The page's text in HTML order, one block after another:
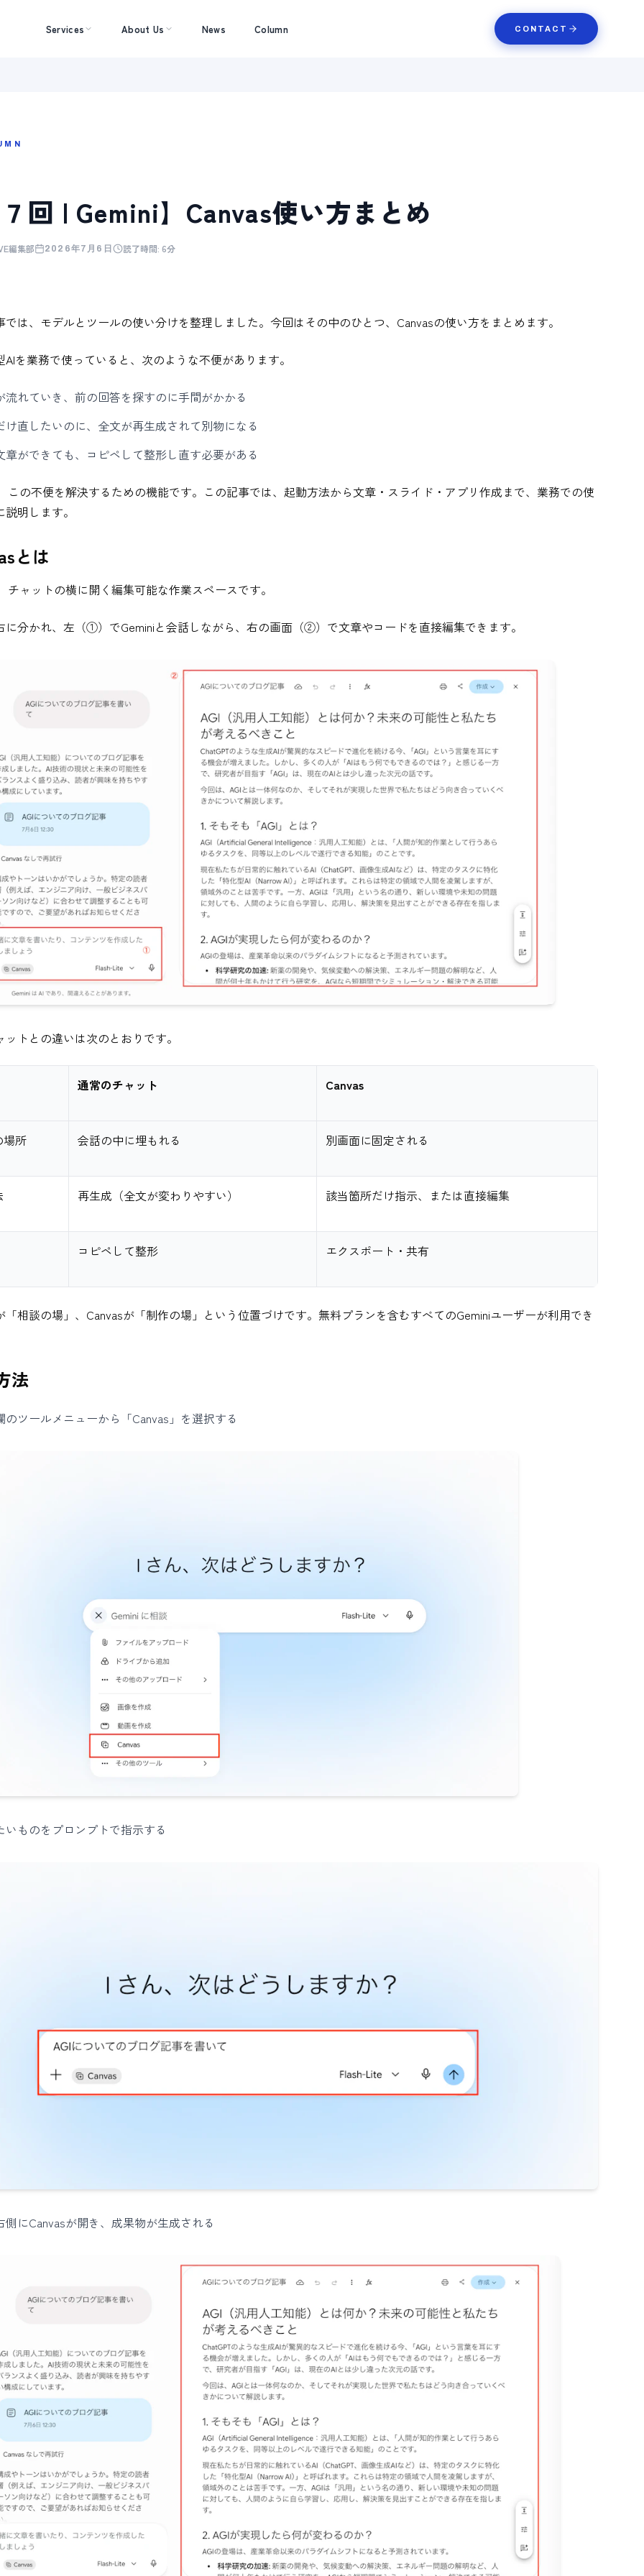
Services About Us News Column CONTACT
回 | Gemini】Canvas使い方まとめ
編集部 2026年7月6日 読了時間: 6分
では、モデルとツールの使い分けを整理しました。今回はその中のひとつ、Canvasの使い方をまとめます。
AIを業務で使っていると、次のような不便があります。
流れていき、前の回答を探すのに手間がかかる
け直したいのに、全文が再生成されて別物になる
章ができても、コピペして整形し直す必要がある
この不便を解決するための機能です。この記事では、起動方法から文章・スライド・アプリ作成まで、業務での使
明します。
とは
チャットの横に開く編集可能な作業スペースです。
に分かれ、左（①）でGeminiと会話しながら、右の画面（②）で文章やコードを直接編集できます。
トとの違いは次のとおりです。
通常のチャット Canvas
場所 会話の中に埋もれる 別画面に固定される
再生成（全文が変わりやすい） 該当箇所だけ指示、または直接編集
コピペして整形 エクスポート・共有
「相談の場」、Canvasが「制作の場」という位置づけです。無料プランを含むすべてのGeminiユーザーが利用でき
法
のツールメニューから「Canvas」を選択する
いものをプロンプトで指示する
側にCanvasが開き、成果物が生成される